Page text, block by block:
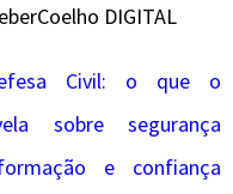
DIGITAL
Civil: o que o
sobre segurança
e confiança